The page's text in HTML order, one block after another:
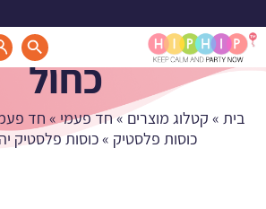
כוסות פלסטיק
כחול
בית » קטלוג מוצרים » חד פעמי» חד
כוסות פלסטיק »כוסות פלסטיק